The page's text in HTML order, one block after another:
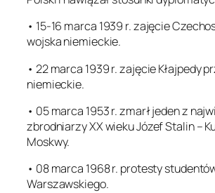
• 15-16 marca 1939 r. zajęcie
wojska niemieckie.
• 22 marca 1939 r. zajęcie Kłajpedy
niemieckie.
• 05 marca 1953 r. zmarł jeden z
zbrodniarzy XX wieku Józef Stalin –
Moskwy.
• 08 marca 1968 r. protesty
Warszawskiego.